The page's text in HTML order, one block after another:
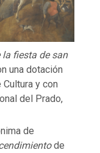
la fiesta de san
una dotación
y con
del Prado,
de
de